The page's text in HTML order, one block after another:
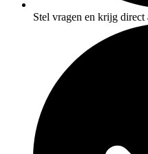
Stel vragen en krijg direct